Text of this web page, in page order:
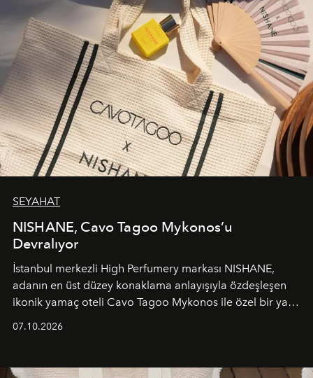
SEYAHAT
NISHANE, Cavo Tagoo Mykonos’u
Devralıyor
İstanbul merkezli High Perfumery markası NISHANE,
adanın en üst düzey konaklama anlayışıyla özdeşleşen
ikonik yamaç oteli Cavo Tagoo Mykonos ile özel bir yaz
buluşturarak markanın Cavo Tagoo’daki varlığını
07.10.2026